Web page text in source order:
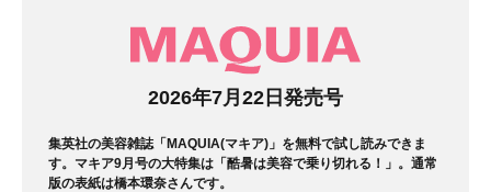
2026年7月22日発売号
集英社の美容雑誌「MAQUIA(マキア)」を無料で試し読みできま
す。マキア9月号の大特集は「酷暑は美容で乗り切れる！」。通常
版の表紙は橋本環奈さんです。